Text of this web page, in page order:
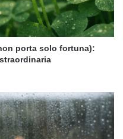
porta solo fortuna):